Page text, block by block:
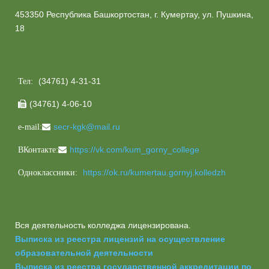
453350 Республика Башкортостан, г. Кумертау, ул. Пушкина,
18
Тел: (34761) 4-31-31
 (34761) 4-06-10
e-mail: secr-kgk@mail.ru
ВКонтакте: https://vk.com/kum_gorny_college
Одноклассники: https://ok.ru/kumertau.gornyj.kolledzh
Вся деятельность колледжа лицензирована.
Выписка из реестра лицензий на осуществление
образовательной деятельности
Выписка из реестра государственной аккредитации по